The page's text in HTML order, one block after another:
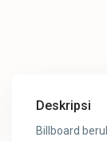
Deskripsi
Billboard